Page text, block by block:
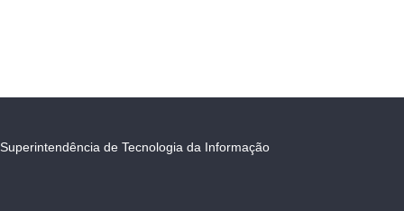
Superintendência de Tecnologia da Informação